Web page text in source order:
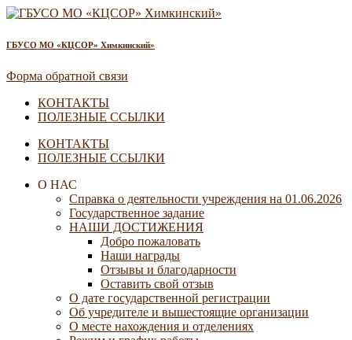
ГБУСО МО «КЦСОР» Химкинский»
Форма обратной связи
КОНТАКТЫ
ПОЛЕЗНЫЕ ССЫЛКИ
КОНТАКТЫ
ПОЛЕЗНЫЕ ССЫЛКИ
О НАС
Справка о деятельности учреждения на 01.06.2026
Государственное задание
НАШИ ДОСТИЖЕНИЯ
Добро пожаловать
Наши награды
Отзывы и благодарности
Оставить свой отзыв
О дате государственной регистрации
Об учредителе и вышестоящие организации
О месте нахождения и отделениях